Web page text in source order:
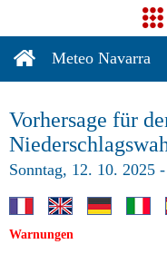
Meteo Navarra
Vorhersage für
Sonntag, 12. 10. 2025
Warnungen